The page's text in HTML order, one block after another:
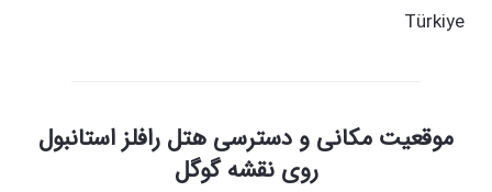
Türkiye
موقعیت مکانی و دسترسی هتل رافلز استانبول
روی نقشه گوگل